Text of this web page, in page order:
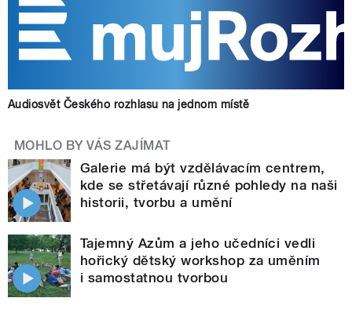
Audiosvět Českého rozhlasu na jednom místě
MOHLO BY VÁS ZAJÍMAT
Galerie má být vzdělávacím centrem,
kde se střetávají různé pohledy na naši
historii, tvorbu a umění
Tajemný Azům a jeho učedníci vedli
hořický dětský workshop za uměním
i samostatnou tvorbou